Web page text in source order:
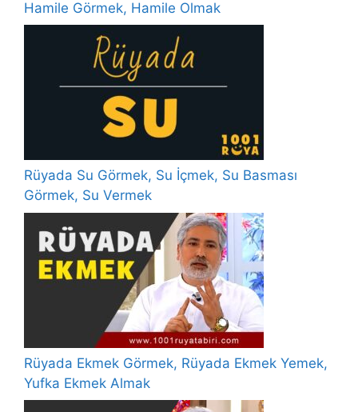
Hamile Görmek, Hamile Olmak
Rüyada Su Görmek, Su İçmek, Su Basması
Görmek, Su Vermek
Rüyada Ekmek Görmek, Rüyada Ekmek Yemek,
Yufka Ekmek Almak